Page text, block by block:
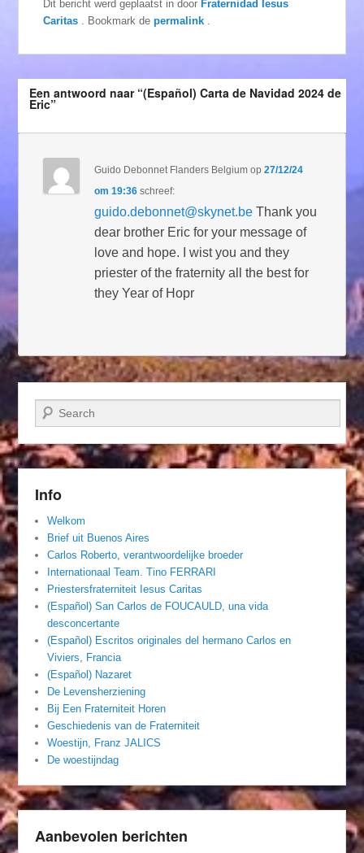
Dit bericht werd geplaatst indoorFraternidad Iesus
Caritas
. Bookmark depermalink
Een antwoord naar “(Español) Carta de Navidad 2024 de
Eric”
Guido Debonnet Flanders Belgium op27/12/24
om 19:36 schreef:
guido.debonnet@skynet.be Thank you
dear brother Eric for your message of
love and hope. I wist you and they
priester of the fraternity all the best for
they Year of Hopr
Zoeken
Info
Welkom
Brief uit Buenos Aires
Carlos Roberto, verantwoordelijke broeder
Internationaal Team. Tino FERRARI
Priestersfraterniteit Iesus Caritas
(Español) San Carlos de FOUCAULD, una vida
desconcertante
(Español) Escritos originales del hermano Carlos en
Viviers, Francia
(Español) Nazaret
De Levensherziening
Bij Een Fraterniteit Horen
Geschiedenis van de Fraterniteit
Woestijn, Franz JALICS
De woestijndag
Aanbevolen berichten